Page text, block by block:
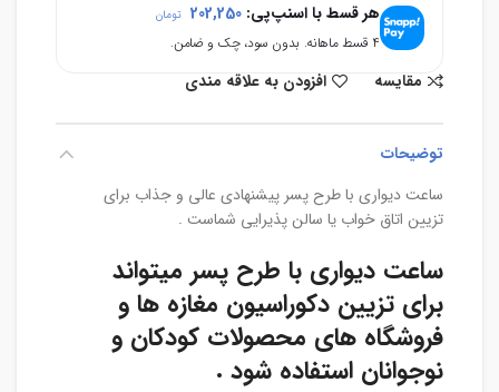
هر قسط با اسنپ‌پی: 202,250 تومان
۴ قسط ماهانه. بدون سود، چک و ضامن.
مقایسه افزودن به علاقه مندی
توضیحات
ساعت دیواری با طرح پسر پیشنهادی عالی و جذاب برای
تزیین اتاق خواب یا سالن پذیرایی شماست .
ساعت دیواری با طرح پسر میتواند
برای تزیین دکوراسیون مغازه ها و
فروشگاه های محصولات کودکان و
نوجوانان استفاده شود .